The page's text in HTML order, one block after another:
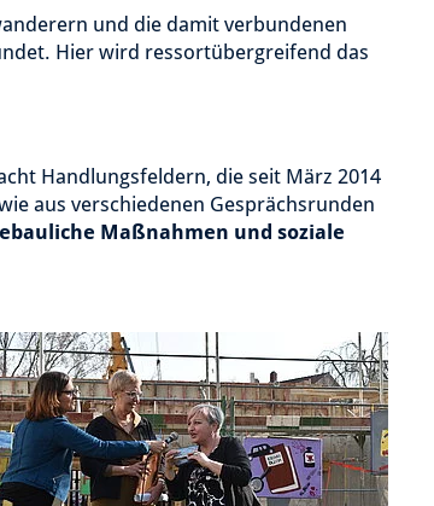
und die damit verbundenen
Hier wird ressortübergreifend das
Handlungsfeldern, die seit März 2014
aus verschiedenen Gesprächsrunden
Maßnahmen und soziale